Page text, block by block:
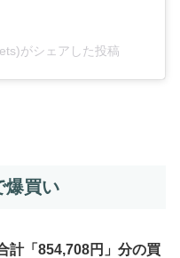
がシェアした投稿
爆買い
計「854,708円」分の買